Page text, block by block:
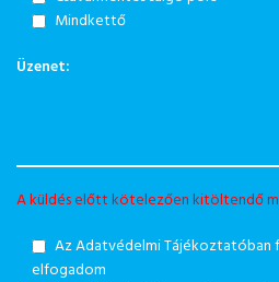
Mindkettő
Üzenet:
A küldés előtt kötelezően kitöltendő
Az Adatvédelmi Tájékoztatóban
elfogadom